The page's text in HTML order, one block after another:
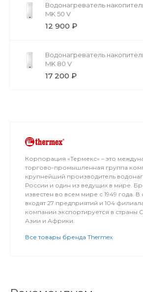
Водонагреватель
MK 50 V
12 900 ₽
Водонагреватель
MK 80 V
17 200 ₽
Корпорация «Термекс» – это
торгово-промышленная группа
крупнейший производитель
России и один из ведущих в мире.
известен во всем мире с 1949 года. В
входят 27 предприятий и 104
компании экспортируется в страны
Азии и Африки.
Все товары бренда Thermex